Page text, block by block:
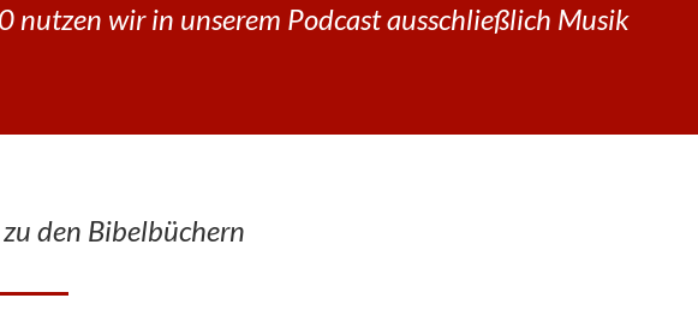
wir in unserem Podcast ausschließlich Musik
den Bibelbüchern